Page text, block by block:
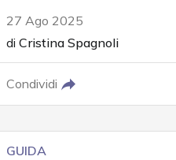
27 Ago 2025
di Cristina Spagnoli
Condividi
GUIDA